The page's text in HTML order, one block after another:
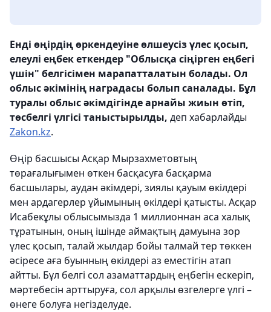
Енді өңірдің өркендеуіне өлшеусіз үлес қосып,
елеулі еңбек еткендер "Облысқа сіңірген еңбегі
үшін" белгісімен марапатталатын болады. Ол
облыс әкімінің наградасы болып саналады. Бұл
туралы облыс әкімдігінде арнайы жиын өтіп,
төсбелгі үлгісі таныстырылды, деп хабарлайды
Zakon.kz.
Өңір басшысы Асқар Мырзахметовтың
төрағалығымен өткен басқасуға басқарма
басшылары, аудан әкімдері, зиялы қауым өкілдері
мен ардагерлер ұйымының өкілдері қатысты. Асқар
Исабекұлы облысымызда 1 миллионнан аса халық
тұратынын, оның ішінде аймақтың дамуына зор
үлес қосып, талай жылдар бойы талмай тер төккен
әсіресе аға буынның өкілдері аз еместігін атап
айтты. Бұл белгі сол азаматтардың еңбегін ескеріп,
мәртебесін арттыруға, сол арқылы өзгелерге үлгі –
өнеге болуға негізделуде.